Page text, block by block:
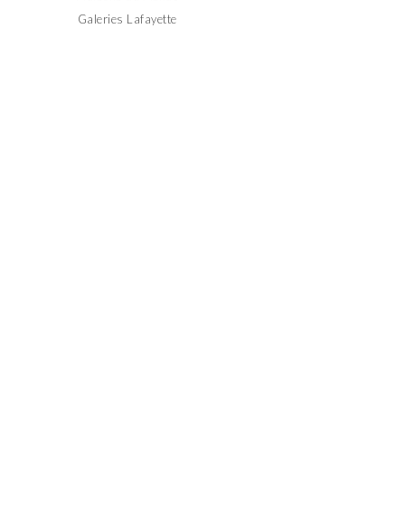
Galeries Lafayette